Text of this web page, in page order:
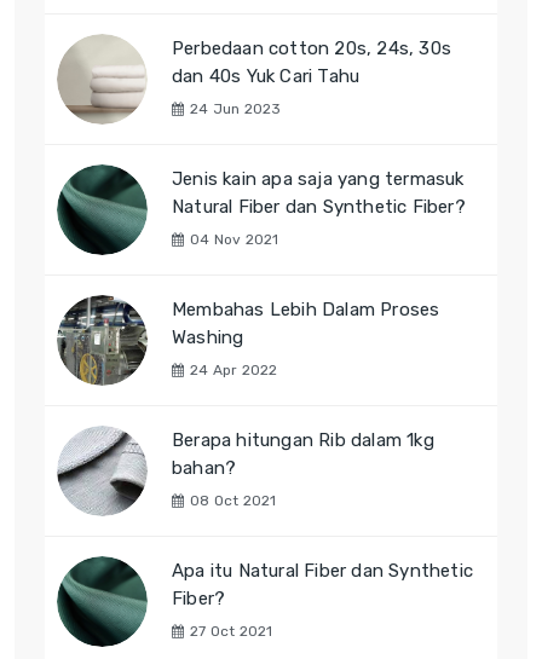
Perbedaan cotton 20s, 24s, 30s
dan 40s Yuk Cari Tahu
24 Jun 2023
Jenis kain apa saja yang termasuk
Natural Fiber dan Synthetic Fiber?
04 Nov 2021
Membahas Lebih Dalam Proses
Washing
24 Apr 2022
Berapa hitungan Rib dalam 1kg
bahan?
08 Oct 2021
Apa itu Natural Fiber dan Synthetic
Fiber?
27 Oct 2021